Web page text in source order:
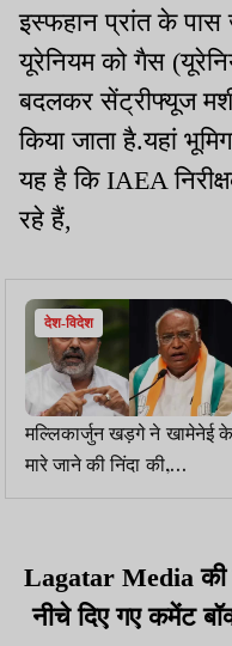
इस्फहान प्रांत के
यूरेनियम को गैस
बदलकर सेंट्रीफ्यूज
किया जाता है.यहां
यह है कि IAEA
रहे हैं,
देश-विदेश
मल्लिकार्जुन खड़गे ने खामेनेई के
मारे जाने की निंदा की,
निशिकांत दुबे ने ईरानी नेता की
Lagatar Media
नीचे दिए गए कमेंट